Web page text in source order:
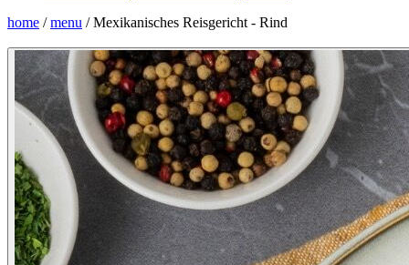
home / menu / Mexikanisches Reisgericht - Rind